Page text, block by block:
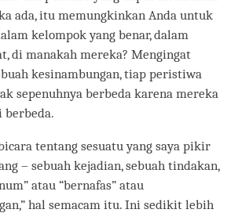
ada, itu memungkinkan Anda untuk
kelompok yang benar, dalam
di manakah mereka? Mengingat
kesinambungan, tiap peristiwa
sepenuhnya berbeda karena mereka
berbeda.
tentang sesuatu yang saya pikir
– sebuah kejadian, sebuah tindakan,
atau “bernafas” atau
hal semacam itu. Ini sedikit lebih